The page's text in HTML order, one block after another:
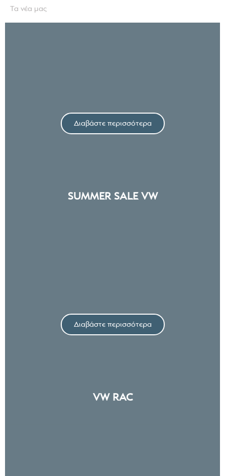
Τα νέα μας
SUMMER SALE VW
Διαβάστε περισσότερα
VW RAC
Διαβάστε περισσότερα